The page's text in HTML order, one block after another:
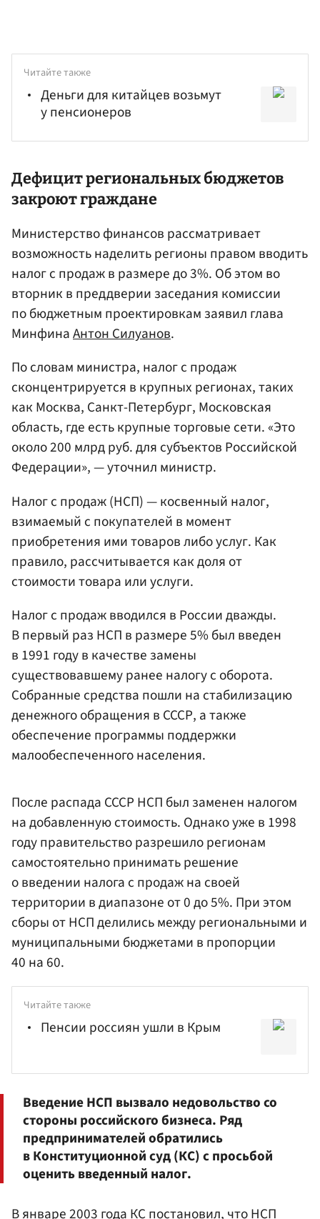
Читайте также
Деньги для китайцев возьмут
у пенсионеров
Дефицит региональных бюджетов
закроют граждане
Министерство финансов рассматривает
возможность наделить регионы правом вводить
налог с продаж в размере до 3%. Об этом во
вторник в преддверии заседания комиссии
по бюджетным проектировкам заявил глава
МинфинаАнтон Силуанов.
По словам министра, налог с продаж
сконцентрируется в крупных регионах, таких
как Москва, Санкт-Петербург, Московская
область, где есть крупные торговые сети. «Это
около 200 млрд руб. для субъектов Российской
Федерации», — уточнил министр.
Налог с продаж (НСП) — косвенный налог,
взимаемый с покупателей в момент
приобретения ими товаров либо услуг. Как
правило, рассчитывается как доля от
стоимости товара или услуги.
Налог с продаж вводился в России дважды.
В первый раз НСП в размере 5% был введен
в 1991 году в качестве замены
существовавшему ранее налогу с оборота.
Собранные средства пошли на стабилизацию
денежного обращения в СССР, а также
обеспечение программы поддержки
малообеспеченного населения.
После распада СССР НСП был заменен налогом
на добавленную стоимость. Однако уже в 1998
году правительство разрешило регионам
самостоятельно принимать решение
о введении налога с продаж на своей
территории в диапазоне от 0 до 5%. При этом
сборы от НСП делились между региональными и
муниципальными бюджетами в пропорции
40 на 60.
Читайте также
Пенсии россиян ушли в Крым
Введение НСП вызвало недовольство со
стороны российского бизнеса. Ряд
предпринимателей обратились
в Конституционной суд (КС) с просьбой
оценить введенный налог.
В январе 2003 года КС постановил, что НСП